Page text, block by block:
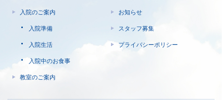
入院のご案内
入院準備
入院生活
入院中のお食事
教室のご案内
お知らせ
スタッフ募集
プライバシーポリシー